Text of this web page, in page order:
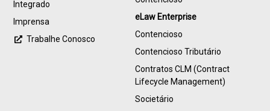
eLaw Enterprise
Contencioso
Contencioso Tributário
Contratos CLM (Contract
Lifecycle Management)
Societário
Integrado
Imprensa
Trabalhe Conosco